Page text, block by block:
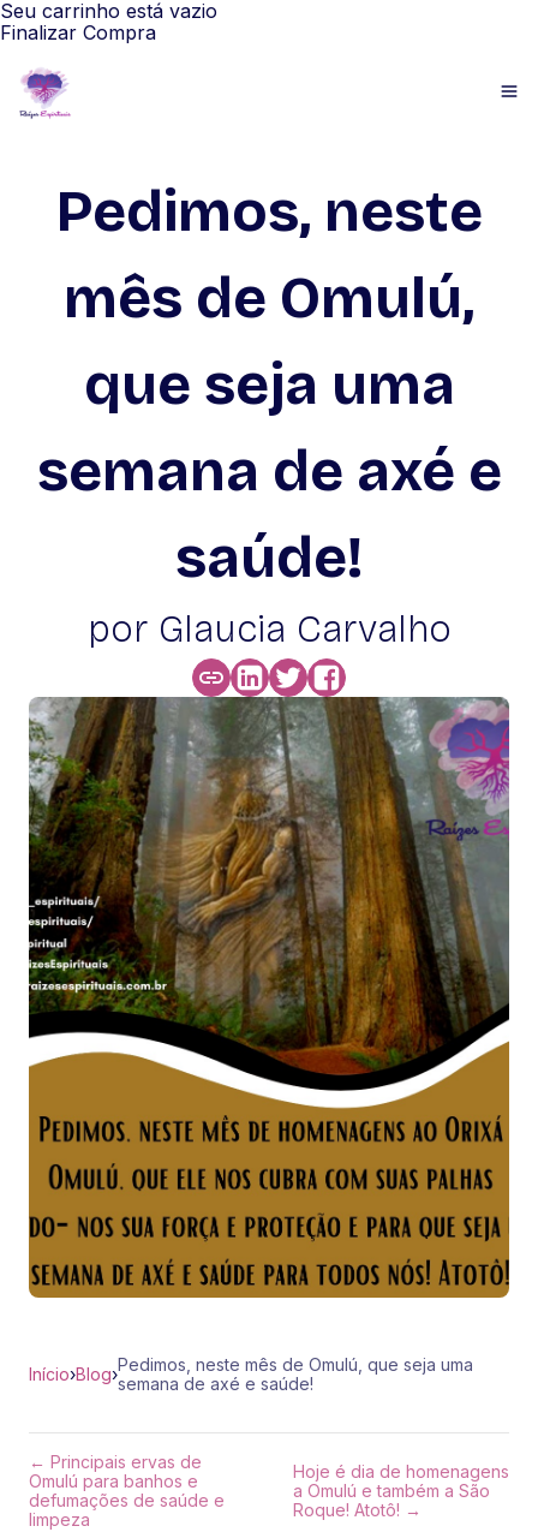
Seu carrinho está vazio
Finalizar Compra
Pedimos, neste
mês de Omulú,
que seja uma
semana de axé e
saúde!
por Glaucia Carvalho
Início›Blog›Pedimos, neste mês de Omulú, que seja uma
semana de axé e saúde!
← Principais ervas de
Omulú para banhos e
defumações de saúde e
limpeza
Hoje é dia de homenagens
a Omulú e também a São
Roque! Atotô! →